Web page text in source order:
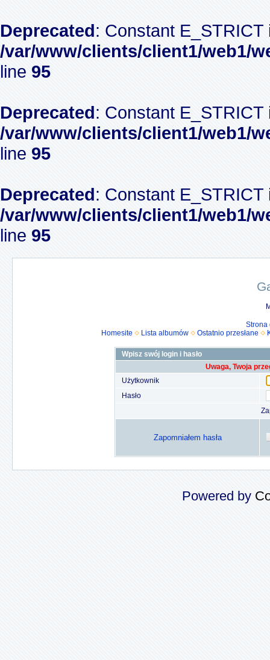
Deprecated: Constant
/var/www/clients/client1/web1/
line 95
Deprecated: Constant
/var/www/clients/client1/web1/
line 95
Deprecated: Constant
/var/www/clients/client1/web1/
line 95
Strona
Homesite
Lista albumów Ostatnio przesłane
Wpisz swój login i hasło
Uwaga, Twoja
Użytkownik
Hasło
Zapomniałem hasła
Powered by